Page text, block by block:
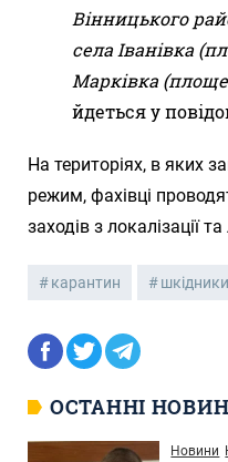
Вінницького
села Іванівка
Марківка
йдеться у
На територіях, в яких
режим, фахівці
заходів з локалізації
карантин шкідники
ОСТАННІ
Новини